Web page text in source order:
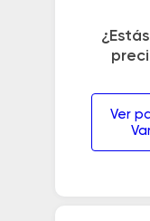
Ver